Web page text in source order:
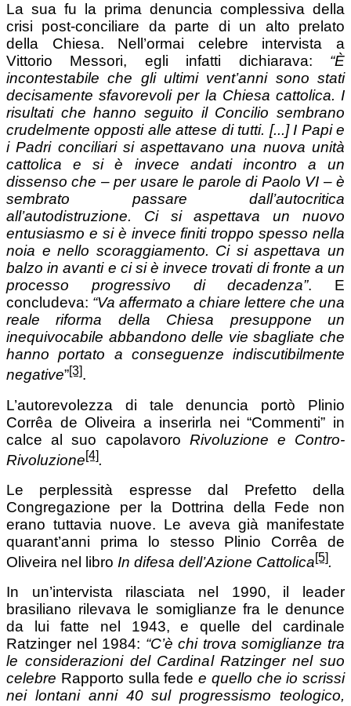
La sua fu la prima denuncia complessiva della
crisi post-conciliare da parte di un alto prelato
della Chiesa. Nell’ormai celebre intervista a
Vittorio Messori, egli infatti dichiarava: “È
incontestabile che gli ultimi vent’anni sono stati
decisamente sfavorevoli per la Chiesa cattolica. I
risultati che hanno seguito il Concilio sembrano
crudelmente opposti alle attese di tutti. [...] I Papi e
i Padri conciliari si aspettavano una nuova unità
cattolica e si è invece andati incontro a un
dissenso che – per usare le parole di Paolo VI – è
sembrato passare dall’autocritica
all’autodistruzione. Ci si aspettava un nuovo
entusiasmo e si è invece finiti troppo spesso nella
noia e nello scoraggiamento. Ci si aspettava un
balzo in avanti e ci si è invece trovati di fronte a un
processo progressivo di decadenza”. E
concludeva: “Va affermato a chiare lettere che una
reale riforma della Chiesa presuppone un
inequivocabile abbandono delle vie sbagliate che
hanno portato a conseguenze indiscutibilmente
negative”[3].
L’autorevolezza di tale denuncia portò Plinio
Corrêa de Oliveira a inserirla nei “Commenti” in
calce al suo capolavoro Rivoluzione e Contro-
Rivoluzione[4].
Le perplessità espresse dal Prefetto della
Congregazione per la Dottrina della Fede non
erano tuttavia nuove. Le aveva già manifestate
quarant’anni prima lo stesso Plinio Corrêa de
Oliveira nel libro In difesa dell’Azione Cattolica[5].
In un’intervista rilasciata nel 1990, il leader
brasiliano rilevava le somiglianze fra le denunce
da lui fatte nel 1943, e quelle del cardinale
Ratzinger nel 1984: “C’è chi trova somiglianze tra
le considerazioni del Cardinal Ratzinger nel suo
celebre Rapporto sulla fede e quello che io scrissi
nei lontani anni 40 sul progressismo teologico,